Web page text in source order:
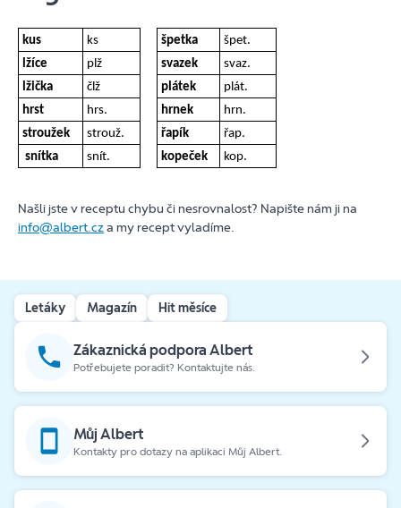
kus ks špetka
špet.
lžíce
plž svazek
svaz.
lžička
člž plátek
plát.
hrst
hrs. hrnek
hrn.
stroužek
strouž. řapík
řap.
snítka
snít. kopeček kop.
Našli jste v receptu chybu či nesrovnalost? Napište nám ji na
info@albert.cza my recept vyladíme.
Letáky Magazín Hit měsíce
Zákaznická podpora Albert
Potřebujete poradit? Kontaktujte nás.
Můj Albert
Kontakty pro dotazy na aplikaci Můj Albert.